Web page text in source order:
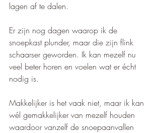
lagen af te dalen.
Er zijn nog dagen waarop ik de
snoepkast plunder, maar die zijn flink
schaarser geworden. Ik kan mezelf nu
veel beter horen en voelen wat er écht
nodig is.
Makkelijker is het vaak niet, maar ik kan
wél gemakkelijker van mezelf houden
waardoor vanzelf de snoepaanvallen